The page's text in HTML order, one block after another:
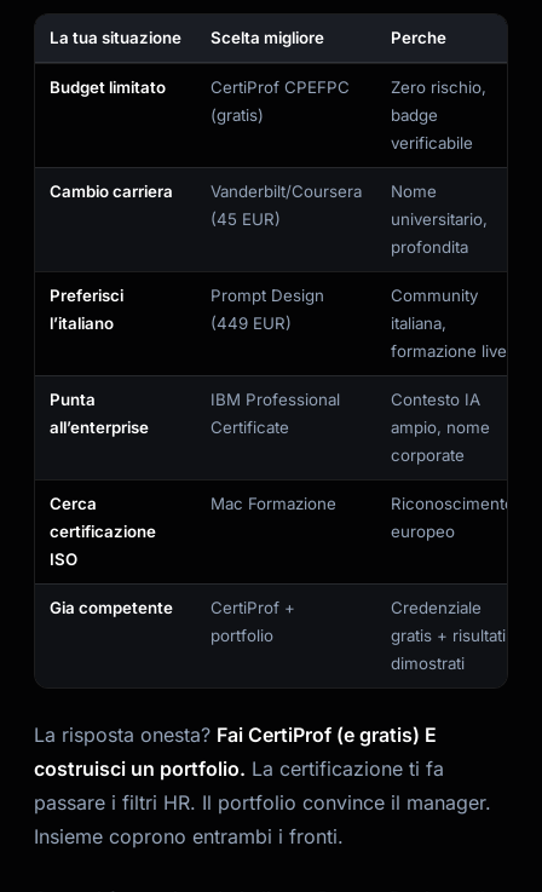
La tua situazione Scelta migliore Perche
Budget limitato
CertiProf CPEFPC
(gratis)
Zero rischio,
badge
verificabile
Cambio carriera
Vanderbilt/Coursera
(45 EUR)
Nome
universitario,
profondita
Preferisci
l’italiano
Prompt Design
(449 EUR)
Community
italiana,
formazione live
Punta
all’enterprise
IBM Professional
Certificate
Contesto IA
ampio, nome
corporate
Cerca
certificazione
ISO
Mac Formazione
Riconoscimento
europeo
Gia competente
CertiProf +
portfolio
Credenziale
gratis + risultati
dimostrati
La risposta onesta? Fai CertiProf (e gratis) E
costruisci un portfolio. La certificazione ti fa
passare i filtri HR. Il portfolio convince il manager.
Insieme coprono entrambi i fronti.